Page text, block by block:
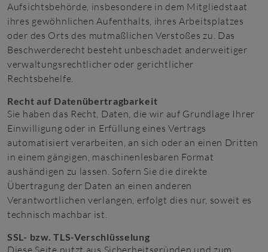
Aufsichtsbehörde, insbesondere in dem Mitgliedstaat
ihres gewöhnlichen Aufenthalts, ihres Arbeitsplatzes
oder des Orts des mutmaßlichen Verstoßes zu. Das
Beschwerderecht besteht unbeschadet anderweitiger
verwaltungsrechtlicher oder gerichtlicher
Rechtsbehelfe.
Recht auf Daten­übertrag­barkeit
Sie haben das Recht, Daten, die wir auf Grundlage Ihrer
Einwilligung oder in Erfüllung eines Vertrags
automatisiert verarbeiten, an sich oder an einen Dritten
in einem gängigen, maschinenlesbaren Format
aushändigen zu lassen. Sofern Sie die direkte
Übertragung der Daten an einen anderen
Verantwortlichen verlangen, erfolgt dies nur, soweit es
technisch machbar ist.
SSL- bzw. TLS-Verschlüsselung
Diese Seite nutzt aus Sicherheitsgründen und zum